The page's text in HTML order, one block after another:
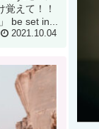
えて！！
be set in...
2021.10.04